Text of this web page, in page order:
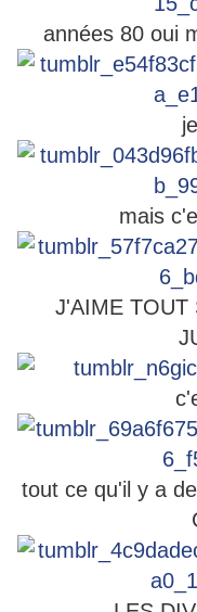
années 80 oui
mais
J'AIME TOUT
tout ce qu'il y a